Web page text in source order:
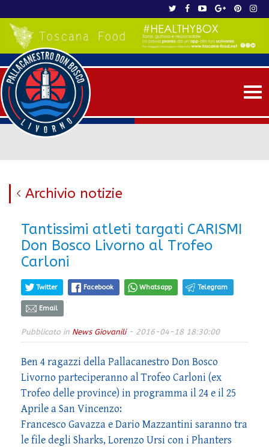
Archivio notizie
Tantissimi atleti targati CARISMI
Don Bosco Livorno al Trofeo
Carloni
Twitter Facebook Whatsapp Telegram
Email
Pubblicato in News Giovanili- 2016-04-18 18:30:00
Ben 4 ragazzi della Pallacanestro Don Bosco
Livorno parteciperanno al Trofeo Carloni (ex
Trofeo delle province) in programma il 24 e il 25
Aprile a San Vincenzo:
Francesco Gavazza e Dario Mazzantini saranno tra
le file degli Sharks, Lorenzo Ursi con i Phanters